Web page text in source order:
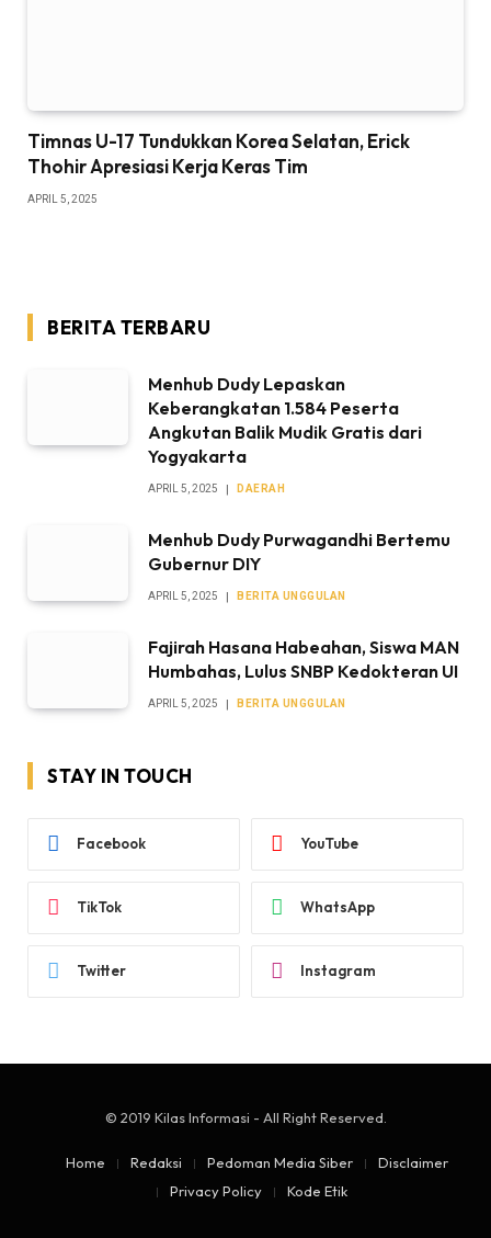
Timnas U-17 Tundukkan Korea Selatan, Erick
Thohir Apresiasi Kerja Keras Tim
APRIL 5, 2025
BERITA TERBARU
Menhub Dudy Lepaskan
Keberangkatan 1.584 Peserta
Angkutan Balik Mudik Gratis dari
Yogyakarta
APRIL 5, 2025 DAERAH
Menhub Dudy Purwagandhi Bertemu
Gubernur DIY
APRIL 5, 2025 BERITA UNGGULAN
Fajirah Hasana Habeahan, Siswa MAN
Humbahas, Lulus SNBP Kedokteran UI
APRIL 5, 2025 BERITA UNGGULAN
STAY IN TOUCH
Facebook YouTube
TikTok WhatsApp
Twitter Instagram
© 2019 Kilas Informasi - All Right Reserved.
Home Redaksi Pedoman Media Siber
Disclaimer
Privacy Policy
Kode Etik